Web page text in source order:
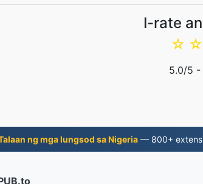
I-rate
☆
☆
5.0/5 -
ng mga lungsod sa Nigeria— 800+